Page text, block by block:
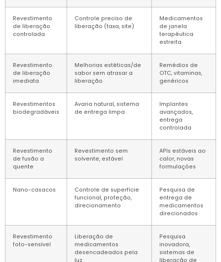
Revestimento
de liberação
controlada
Controle preciso de
liberação (taxa, site)
Medicamentos
de janela
terapêutica
estreita
Revestimento
de liberação
imediata
Melhorias estéticas/de
sabor sem atrasar a
liberação
Remédios de
OTC, vitaminas,
genéricos
Revestimentos
biodegradáveis
Avaria natural, sistema
de entrega limpa
Implantes
avançados,
entrega
controlada
Revestimento
de fusão a
quente
Revestimento sem
solvente, estável
APIs estáveis ​​ao
calor, novas
formulações
Nano-casacos
Controle de superfície
funcional, proteção,
direcionamento
Pesquisa de
entrega de
medicamentos
direcionados
Revestimento
foto-sensível
Liberação de
medicamentos
desencadeados pela
luz
Pesquisa
inovadora,
sistemas de
liberação de